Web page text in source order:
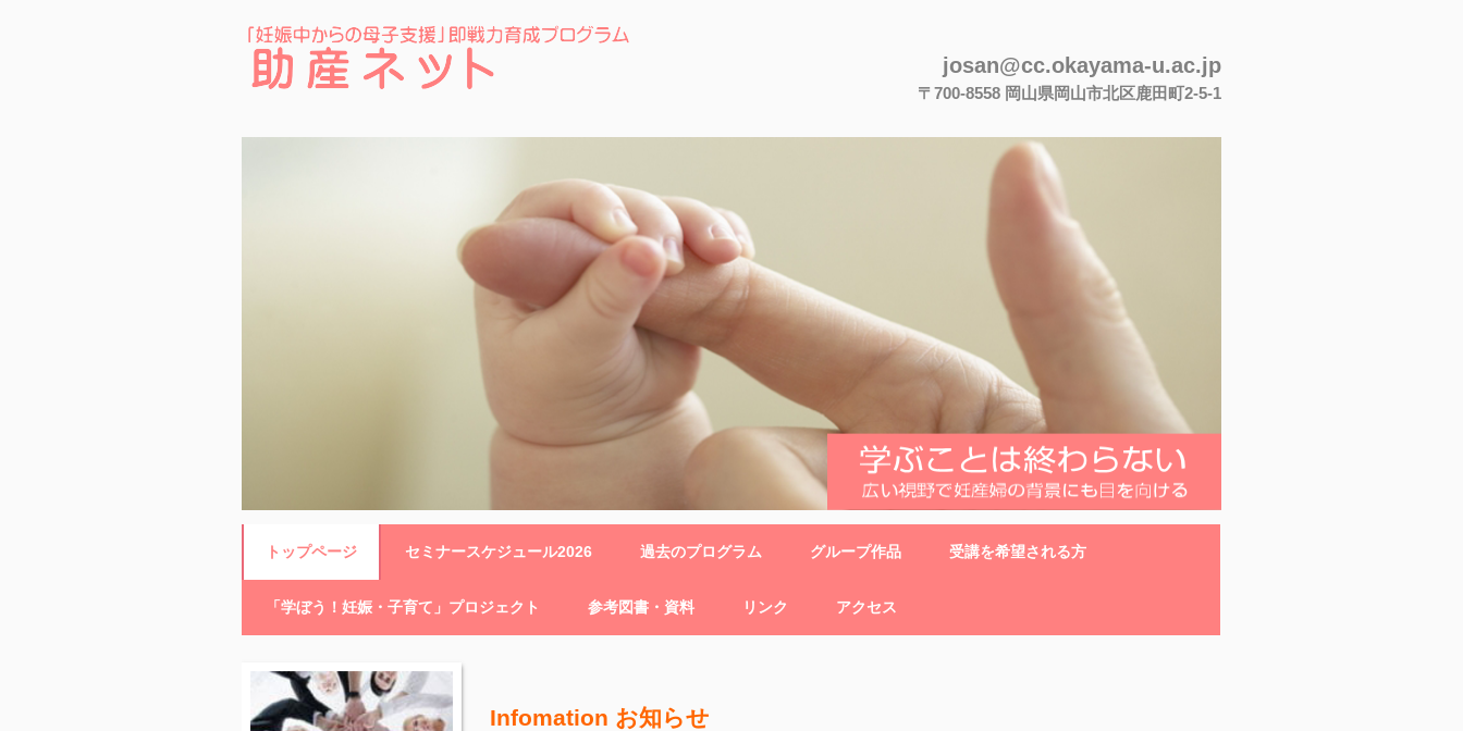
josan@cc.okayama-u.ac.jp
〒700-8558 岡山県岡山市北区鹿田町2-5-1
トップページ セミナースケジュール2026 過去のプログラム グループ作品 受講を希望される方
「学ぼう！妊娠・子育て」プロジェクト 参考図書・資料 リンク アクセス
Infomation お知らせ